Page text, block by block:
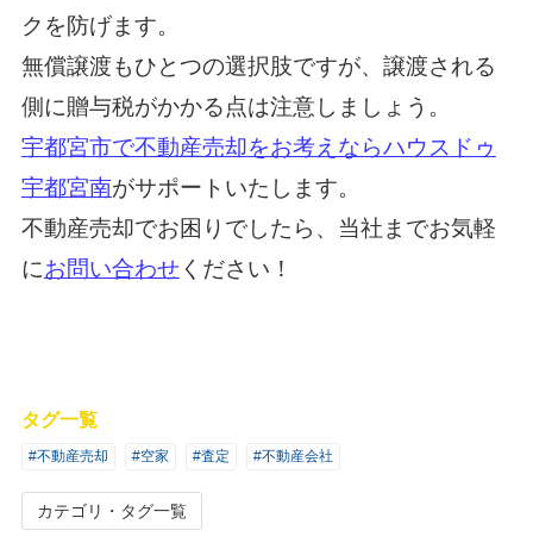
クを防げます。
無償譲渡もひとつの選択肢ですが、譲渡される
側に贈与税がかかる点は注意しましょう。
宇都宮市で不動産売却をお考えならハウスドゥ
宇都宮南がサポートいたします。
不動産売却でお困りでしたら、当社までお気軽
にお問い合わせ ください！
タグ一覧
#不動産売却 #空家 #査定 #不動産会社
カテゴリ・タグ一覧